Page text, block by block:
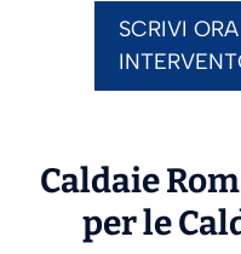
SCRIVI
Caldaie
per le